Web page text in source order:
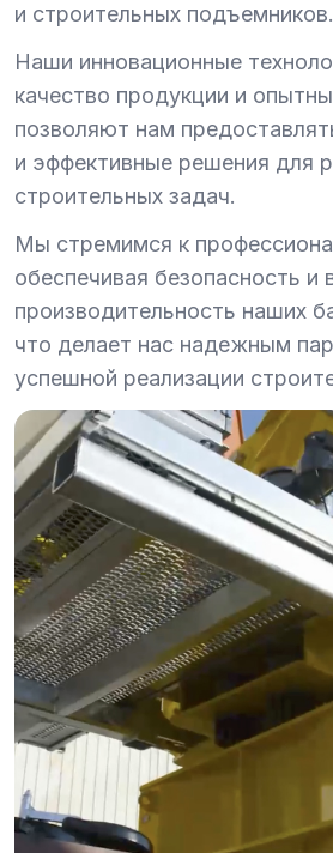
и строительных подъемников.
Наши инновационные
качество продукции и
позволяют нам
и эффективные решения для
строительных задач.
Мы стремимся к
обеспечивая безопасность и
производительность наших
что делает нас надежным
успешной реализации